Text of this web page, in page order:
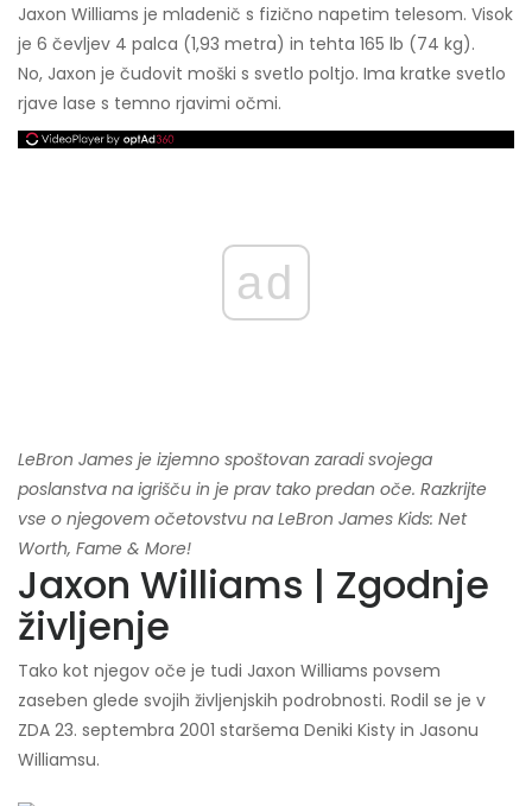
Jaxon Williams je mladenič s fizično napetim telesom. Visok
je 6 čevljev 4 palca (1,93 metra) in tehta 165 lb (74 kg).
No, Jaxon je čudovit moški s svetlo poltjo. Ima kratke svetlo
rjave lase s temno rjavimi očmi.
ad
LeBron James je izjemno spoštovan zaradi svojega
poslanstva na igrišču in je prav tako predan oče. Razkrijte
vse o njegovem očetovstvu na LeBron James Kids: Net
Worth, Fame & More!
Jaxon Williams | Zgodnje
življenje
Tako kot njegov oče je tudi Jaxon Williams povsem
zaseben glede svojih življenjskih podrobnosti. Rodil se je v
ZDA 23. septembra 2001 staršema Deniki Kisty in Jasonu
Williamsu.